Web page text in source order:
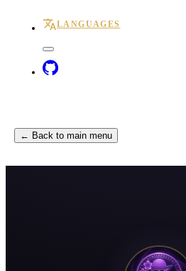
LANGUAGES
← Back to main menu